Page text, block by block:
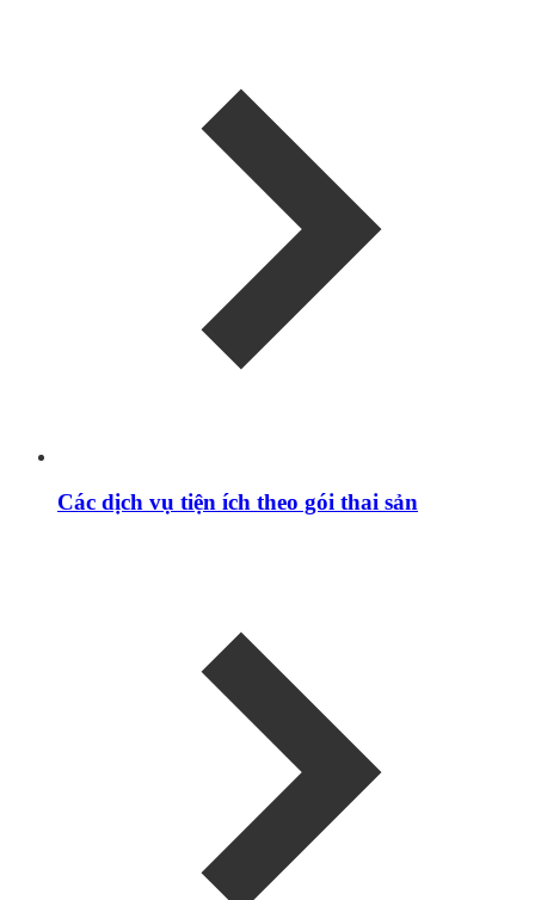
Các dịch vụ tiện ích theo gói thai sản